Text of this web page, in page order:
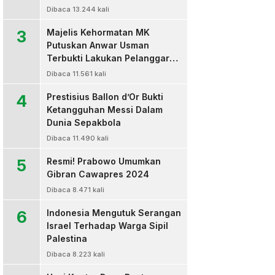
Dibaca 13.244 kali
3
Majelis Kehormatan MK
Putuskan Anwar Usman
Terbukti Lakukan Pelanggaran
Berat Kode Etik dan
Dibaca 11.561 kali
4
Prestisius Ballon d’Or Bukti
Ketangguhan Messi Dalam
Dunia Sepakbola
Dibaca 11.490 kali
5
Resmi! Prabowo Umumkan
Gibran Cawapres 2024
Dibaca 8.471 kali
6
Indonesia Mengutuk Serangan
Israel Terhadap Warga Sipil
Palestina
Dibaca 8.223 kali